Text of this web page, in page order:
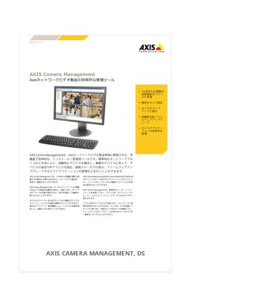
AXIS CAMERA MANAGEMENT, DS